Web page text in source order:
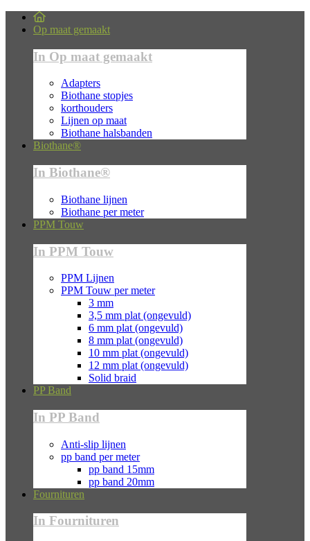
Op maat gemaakt
In Op maat gemaakt
Adapters
Biothane stopjes
korthouders
Lijnen op maat
Biothane halsbanden
Biothane®
In Biothane®
Biothane lijnen
Biothane per meter
PPM Touw
In PPM Touw
PPM Lijnen
PPM Touw per meter
3 mm
3,5 mm plat (ongevuld)
6 mm plat (ongevuld)
8 mm plat (ongevuld)
10 mm plat (ongevuld)
12 mm plat (ongevuld)
Solid braid
PP Band
In PP Band
Anti-slip lijnen
pp band per meter
pp band 15mm
pp band 20mm
Fournituren
In Fournituren